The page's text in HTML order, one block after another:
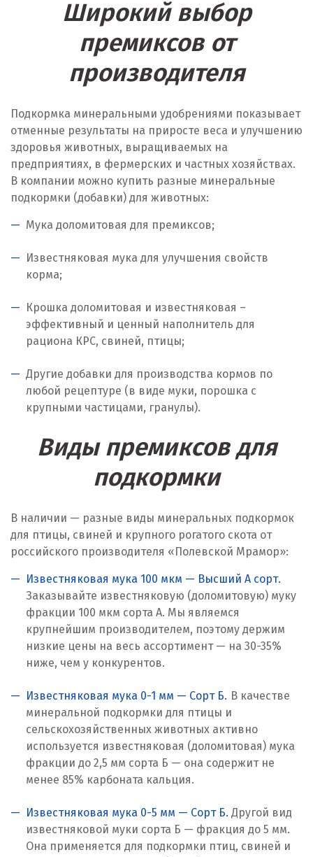
Жуковский
Иваново
Ижевск
Иркутск
Ишим
К
Казань
Калининград
Калуга
Каменск-Уральский
Камышево
Камышлов
Кемерово
Киров
Кировград
Клин
Когалым
Коелга
Коломна
Королёв
Кострома
Краснодар
Краснотурьинск
Широкий выбор
премиксов от
производителя
Подкормка минеральными удобрениями показывает
отменные результаты на приросте веса и улучшению
здоровья животных, выращиваемых на
предприятиях, в фермерских и частных хозяйствах.
В компании можно купить разные минеральные
подкормки (добавки) для животных:
Мука доломитовая для премиксов;
Известняковая мука для улучшения свойств
корма;
Крошка доломитовая и известняковая –
эффективный и ценный наполнитель для
рациона КРС, свиней, птицы;
Другие добавки для производства кормов по
любой рецептуре (в виде муки, порошка с
крупными частицами, гранулы).
Виды премиксов для
подкормки
В наличии — разные виды минеральных подкормок
для птицы, свиней и крупного рогатого скота от
российского производителя «Полевской Мрамор»:
Известняковая мука 100 мкм — Высший А сорт.
Заказывайте известняковую (доломитовую) муку
фракции 100 мкм сорта А. Мы являемся
крупнейшим производителем, поэтому держим
низкие цены на весь ассортимент — на 30-35%
ниже, чем у конкурентов.
Известняковая мука 0-1 мм — Сорт Б. В качестве
минеральной подкормки для птицы и
сельскохозяйственных животных активно
используется известняковая (доломитовая) мука
фракции до 2,5 мм сорта Б — она содержит не
менее 85% карбоната кальция.
Известняковая мука 0-5 мм — Сорт Б. Другой вид
известняковой муки сорта Б — фракция до 5 мм.
Она применяется для подкормки птиц, свиней и